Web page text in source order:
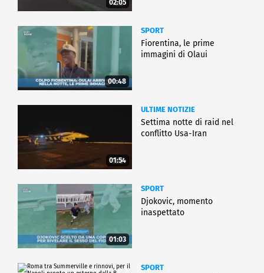
02:05
00:48
SPORT
Fiorentina, le prime
immagini di Olaui
01:54
ULTIME NOTIZIE
Settima notte di raid nel
conflitto Usa-Iran
01:03
SPORT
Djokovic, momento
inaspettato
SPORT